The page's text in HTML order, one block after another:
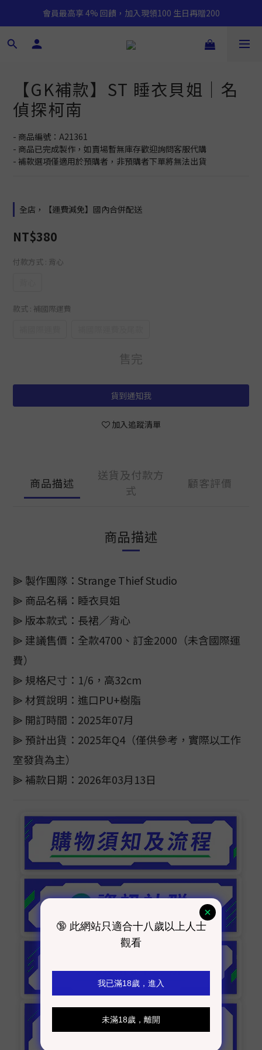
會員最高享 4% 回饋，加入現領100 生日再贈200
【GK補款】ST 睡衣貝姐｜名
偵探柯南
- 商品編號：A21361
- 商品已完成製作，如賣場暫無庫存歡迎詢問客服代購
- 補款選項僅適用於預購者，非預購者下單將無法出貨
全店，【運費減免】國內合併配送
NT$380
付款方式 : 背心
款式 : 補國際運費
售完
貨到通知我
加入追蹤清單
商品描述
送貨及付款方
式
顧客評價
商品描述
⫸ 製作團隊：Strange Thief Studio
⫸ 商品名稱：睡衣貝姐
⫸ 版本款式：長裙／背心
⫸ 建議售價：全款4700、訂金2000（未含國際運
費）
⫸ 規格尺寸：1/6，高32cm
⫸ 材質說明：進口PU+樹脂
⫸ 開訂時間：2025年07月
⫸ 預計出貨：2025年Q4（僅供參考，實際以工作
室發貨為主）
⫸ 補款日期：2026年03月13日